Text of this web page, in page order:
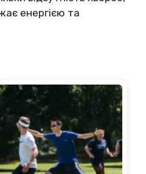
енергією та